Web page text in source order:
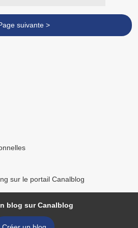
suivante >
sur le portail Canalblog
blog sur Canalblog